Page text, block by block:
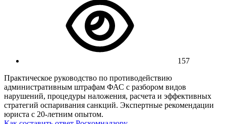
157
Практическое руководство по противодействию
административным штрафам ФАС с разбором видов
нарушений, процедуры наложения, расчета и эффективных
стратегий оспаривания санкций. Экспертные рекомендации
юриста с 20-летним опытом.